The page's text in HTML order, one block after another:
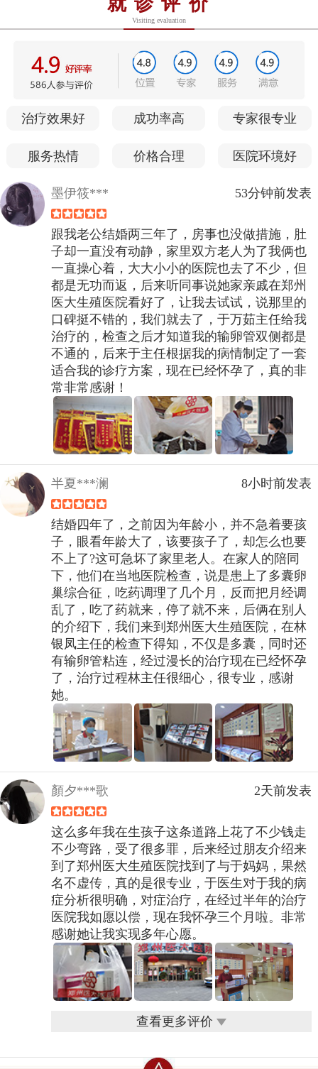
Visiting evaluation
治疗效果好 成功率高 专家很专业
服务热情 价格合理 医院环境好
墨伊筱*** 53分钟前发表
跟我老公结婚两三年了，房事也没做措施，肚
子却一直没有动静，家里双方老人为了我俩也
一直操心着，大大小小的医院也去了不少，但
都是无功而返，后来听同事说她家亲戚在郑州
医大生殖医院看好了，让我去试试，说那里的
口碑挺不错的，我们就去了，于万茹主任给我
治疗的，检查之后才知道我的输卵管双侧都是
不通的，后来于主任根据我的病情制定了一套
适合我的诊疗方案，现在已经怀孕了，真的非
常非常感谢！
半夏***澜 8小时前发表
结婚四年了，之前因为年龄小，并不急着要孩
子，眼看年龄大了，该要孩子了，却怎么也要
不上了?这可急坏了家里老人。在家人的陪同
下，他们在当地医院检查，说是患上了多囊卵
巢综合征，吃药调理了几个月，反而把月经调
乱了，吃了药就来，停了就不来，后俩在别人
的介绍下，我们来到郑州医大生殖医院，在林
银凤主任的检查下得知，不仅是多囊，同时还
有输卵管粘连，经过漫长的治疗现在已经怀孕
了，治疗过程林主任很细心，很专业，感谢
她。
顏夕***歌 2天前发表
这么多年我在生孩子这条道路上花了不少钱走
不少弯路，受了很多罪，后来经过朋友介绍来
到了郑州医大生殖医院找到了与于妈妈，果然
名不虚传，真的是很专业，于医生对于我的病
症分析很明确，对症治疗，在经过半年的治疗
医院我如愿以偿，现在我怀孕三个月啦。非常
感谢她让我实现多年心愿。
查看更多评价